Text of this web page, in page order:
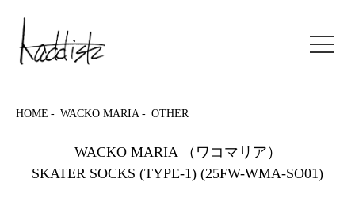
kaddish development store
HOME WACKO MARIA OTHER
WACKO MARIA （ワコマリア）
SKATER SOCKS (TYPE-1) (25FW-WMA-SO01)